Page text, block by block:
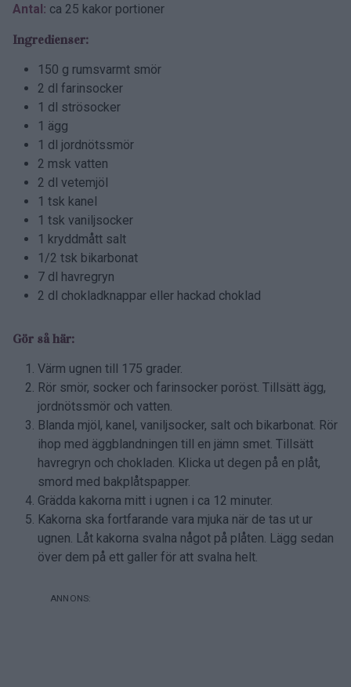
Antal: ca 25 kakor portioner
Ingredienser:
150 g rumsvarmt smör
2 dl farinsocker
1 dl strösocker
1 ägg
1 dl jordnötssmör
2 msk vatten
2 dl vetemjöl
1 tsk kanel
1 tsk vaniljsocker
1 kryddmått salt
1/2 tsk bikarbonat
7 dl havregryn
2 dl chokladknappar eller hackad choklad
Gör så här:
Värm ugnen till 175 grader.
Rör smör, socker och farinsocker poröst. Tillsätt ägg,
jordnötssmör och vatten.
Blanda mjöl, kanel, vaniljsocker, salt och bikarbonat. Rör
ihop med äggblandningen till en jämn smet. Tillsätt
havregryn och chokladen. Klicka ut degen på en plåt,
smord med bakplåtspapper.
Grädda kakorna mitt i ugnen i ca 12 minuter.
Kakorna ska fortfarande vara mjuka när de tas ut ur
ugnen. Låt kakorna svalna något på plåten. Lägg sedan
över dem på ett galler för att svalna helt.